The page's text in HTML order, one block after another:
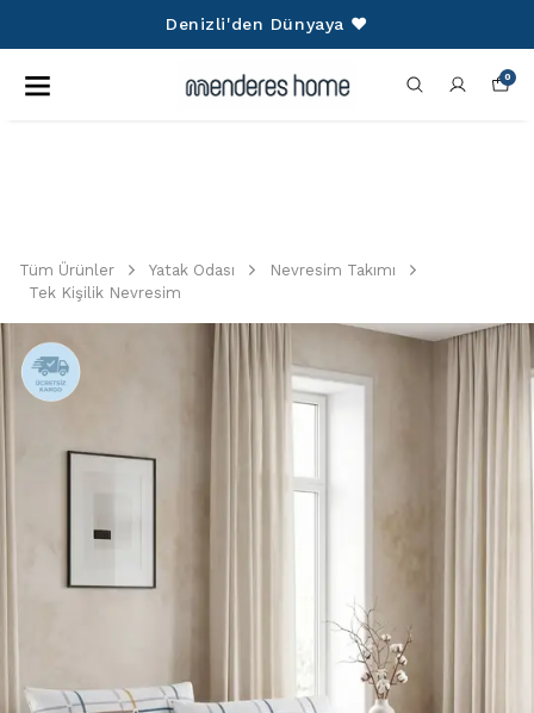
Ücretsiz!
0
Tüm Ürünler Yatak Odası
Nevresim Takımı
Tek Kişilik Nevresim